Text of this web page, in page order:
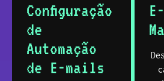
Configuração
de
Automação
de E-mails